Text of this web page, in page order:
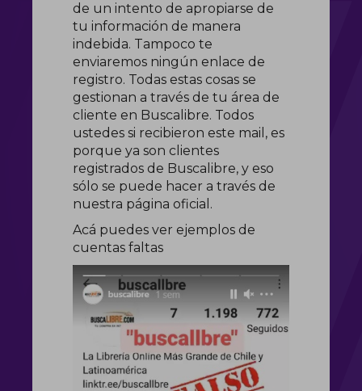
de un intento de apropiarse de
tu información de manera
indebida. Tampoco te
enviaremos ningún enlace de
registro. Todas estas cosas se
gestionan a través de tu área de
cliente en Buscalibre. Todos
ustedes si recibieron este mail, es
porque ya son clientes
registrados de Buscalibre, y eso
sólo se puede hacer a través de
nuestra página oficial.
Acá puedes ver ejemplos de
cuentas faltas